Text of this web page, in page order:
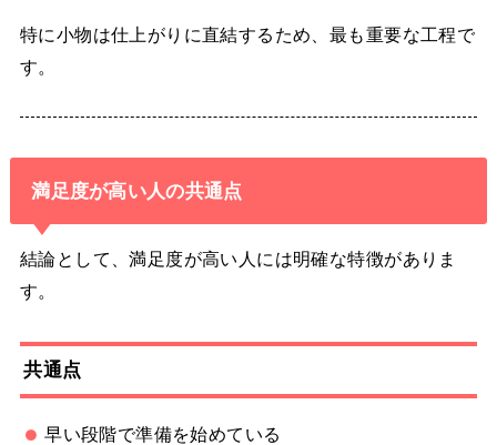
特に小物は仕上がりに直結するため、最も重要な工程で
す。
満足度が高い人の共通点
結論として、満足度が高い人には明確な特徴がありま
す。
共通点
早い段階で準備を始めている